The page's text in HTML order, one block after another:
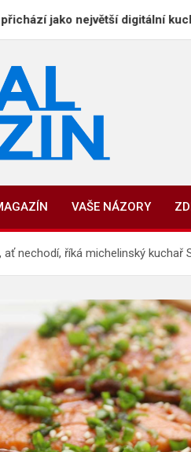
digitální kuchařka v
VAŠE NÁZORY
ať nechodí, říká michelinský kuchař